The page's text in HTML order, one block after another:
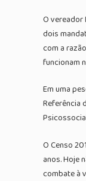
O vereador
dois
com a
funcionam
Em uma
Referência
O Censo
anos. Hoje
combate à